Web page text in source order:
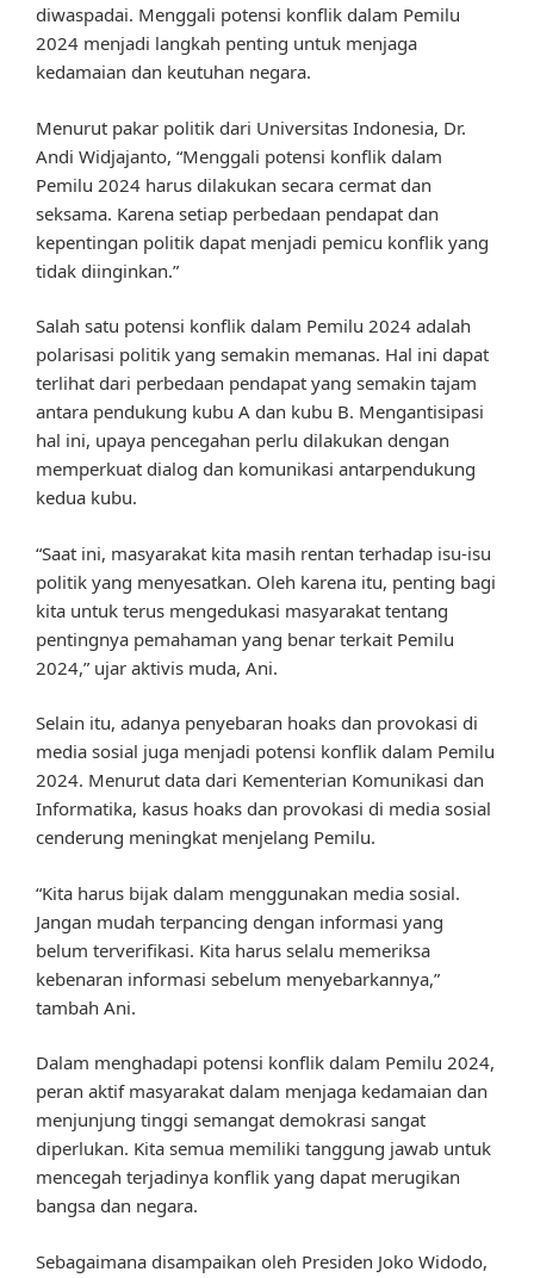
diwaspadai. Menggali potensi konflik dalam Pemilu
2024 menjadi langkah penting untuk menjaga
kedamaian dan keutuhan negara.
Menurut pakar politik dari Universitas Indonesia, Dr.
Andi Widjajanto, “Menggali potensi konflik dalam
Pemilu 2024 harus dilakukan secara cermat dan
seksama. Karena setiap perbedaan pendapat dan
kepentingan politik dapat menjadi pemicu konflik yang
tidak diinginkan.”
Salah satu potensi konflik dalam Pemilu 2024 adalah
polarisasi politik yang semakin memanas. Hal ini dapat
terlihat dari perbedaan pendapat yang semakin tajam
antara pendukung kubu A dan kubu B. Mengantisipasi
hal ini, upaya pencegahan perlu dilakukan dengan
memperkuat dialog dan komunikasi antarpendukung
kedua kubu.
“Saat ini, masyarakat kita masih rentan terhadap isu-isu
politik yang menyesatkan. Oleh karena itu, penting bagi
kita untuk terus mengedukasi masyarakat tentang
pentingnya pemahaman yang benar terkait Pemilu
2024,” ujar aktivis muda, Ani.
Selain itu, adanya penyebaran hoaks dan provokasi di
media sosial juga menjadi potensi konflik dalam Pemilu
2024. Menurut data dari Kementerian Komunikasi dan
Informatika, kasus hoaks dan provokasi di media sosial
cenderung meningkat menjelang Pemilu.
“Kita harus bijak dalam menggunakan media sosial.
Jangan mudah terpancing dengan informasi yang
belum terverifikasi. Kita harus selalu memeriksa
kebenaran informasi sebelum menyebarkannya,”
tambah Ani.
Dalam menghadapi potensi konflik dalam Pemilu 2024,
peran aktif masyarakat dalam menjaga kedamaian dan
menjunjung tinggi semangat demokrasi sangat
diperlukan. Kita semua memiliki tanggung jawab untuk
mencegah terjadinya konflik yang dapat merugikan
bangsa dan negara.
Sebagaimana disampaikan oleh Presiden Joko Widodo,